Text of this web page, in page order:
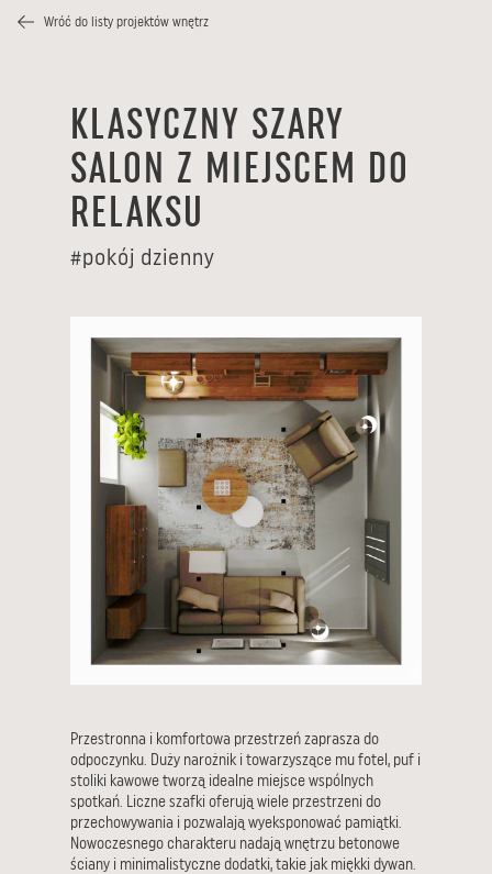
Wróć do listy projektów wnętrz
KLASYCZNY SZARY
SALON Z MIEJSCEM DO
RELAKSU
#pokój dzienny
Przestronna i komfortowa przestrzeń zaprasza do
odpoczynku. Duży narożnik i towarzyszące mu fotel, puf i
stoliki kawowe tworzą idealne miejsce wspólnych
spotkań. Liczne szafki oferują wiele przestrzeni do
przechowywania i pozwalają wyeksponować pamiątki.
Nowoczesnego charakteru nadają wnętrzu betonowe
ściany i minimalistyczne dodatki, takie jak miękki dywan.